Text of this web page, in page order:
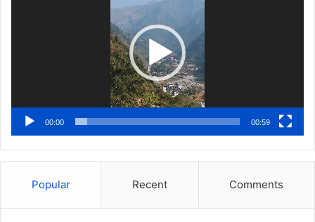
00:00 00:59
Popular Recent Comments